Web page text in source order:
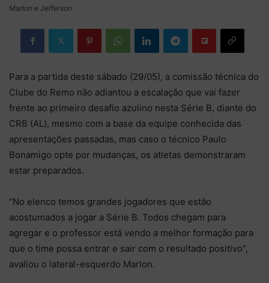
Marlon e Jefferson
Para a partida deste sábado (29/05), a comissão técnica do
Clube do Remo não adiantou a escalação que vai fazer
frente ao primeiro desafio azulino nesta Série B, diante do
CRB (AL), mesmo com a base da equipe conhecida das
apresentações passadas, mas caso o técnico Paulo
Bonamigo opte por mudanças, os atletas demonstraram
estar preparados.
“No elenco temos grandes jogadores que estão
acostumados a jogar a Série B. Todos chegam para
agregar e o professor está vendo a melhor formação para
que o time possa entrar e sair com o resultado positivo”,
avaliou o lateral-esquerdo Marlon.